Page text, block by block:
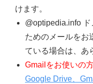
けます。
@optipedia.info
ためのメールをお
ている場合は、あ
Gmailをお使いの
Google Drive、